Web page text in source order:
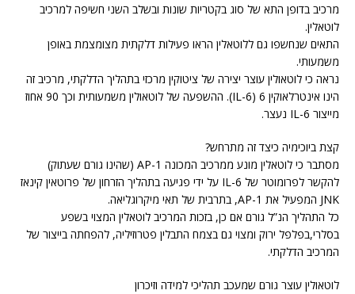
מרכיב בדופן התא של סוג בקטריות שונות ובשלב השני חשיפה למרכיב
לוטאלין.
התאים שנחשפו גם ללוטאלין הראו פעילות דלקתית מצומצמת באופן
משמעותי.
נראה כי לוטאולין עוצר יצירה של ציטוקין מרכזי בתהליך הדלקתי, מרכיב זה
הינו אינטרלאוקין 6 (IL-6). ההשפעה של לוטאולין משמעותית וכך 90 אחוז
מייצור IL-6 נעצר.
קצת ביוכימיה כיצד זה מתרחש?
מסתבר כי לוטאלין מונע ממרכיב המכונה AP-1 (שהינו גורם שעתוק)
להקשר לפרומוטר של IL-6 על ידי פגיעה בתהליך הזרחון של פרוטאין קינאז
JNK המפעיל את AP-1, בתרבית של תאי מיקרוגליאה.
כל התהליך הנ”ל גורם אם כן, בזכות המרכיב לוטאלין המצוי בשפע
בסלרי,בפלפל ירוק ומצוי גם בצמח התבלין פטרוזיליה, להפחתה בייצור של
המרכיב הדלקתי.
לוטאולין עוצר גורם שמעכב תהליכי למידה וזיכרון